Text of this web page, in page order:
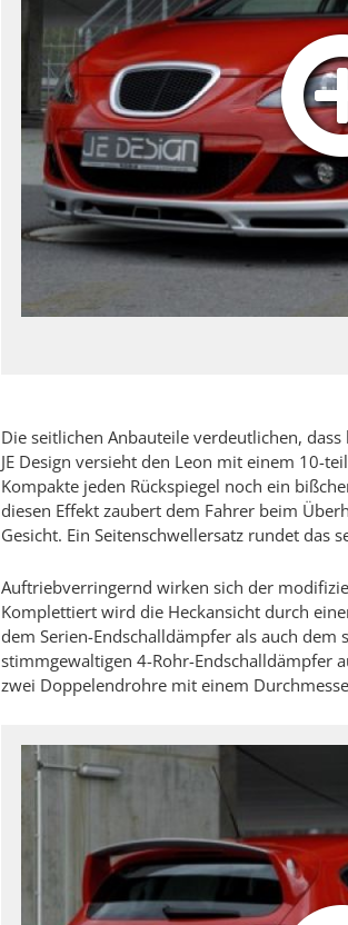
Die seitlichen Anbauteile verdeutlichen,
JE Design versieht den Leon mit einem 10-
Kompakte jeden Rückspiegel noch ein
diesen Effekt zaubert dem Fahrer beim
Gesicht. Ein Seitenschwellersatz rundet das
Auftriebverringernd wirken sich der
Komplettiert wird die Heckansicht durch
dem Serien-Endschalldämpfer als auch dem
stimmgewaltigen 4-Rohr-Endschalldämpfer
zwei Doppelendrohre mit einem